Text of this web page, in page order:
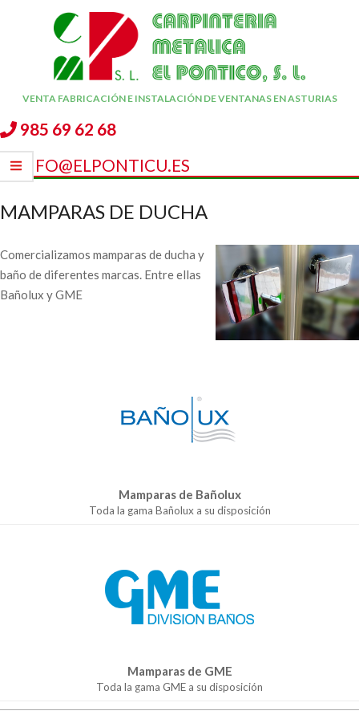
CARPINTERÍA
METÁLICA
EL
PONTICU
VENTA FABRICACIÓN E INSTALACIÓN DE VENTANAS EN ASTURIAS
985 69 62 68
INFO@ELPONTICU.ES
Secondary
Navigation
MAMPARAS DE DUCHA
Comercializamos mamparas de ducha y
baño de diferentes marcas. Entre ellas
Bañolux y GME
Mamparas de Bañolux
Toda la gama Bañolux a su disposición
Mamparas de GME
Toda la gama GME a su disposición